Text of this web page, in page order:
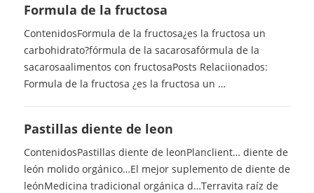
Formula de la fructosa
ContenidosFormula de la fructosa¿es la fructosa un
carbohidrato?fórmula de la sacarosafórmula de la
sacarosaalimentos con fructosaPosts Relaciionados:
Formula de la fructosa ¿es la fructosa un …
Pastillas diente de leon
ContenidosPastillas diente de leonPlanclient… diente de
león molido orgánico…El mejor suplemento de diente de
leónMedicina tradicional orgánica d…Terravita raíz de